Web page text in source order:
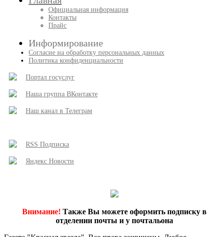
Официальная информация
Контакты
Прайс
Информирование
Согласие на обработку персональных данных
Политика конфиденциальности
Портал госуслуг
Наша группа ВКонтакте
Наш канал в Телеграм
RSS Подписка
Яндекс Новости
Внимание! Также Вы можете оформить подписку в
отделении почты и у почтальона